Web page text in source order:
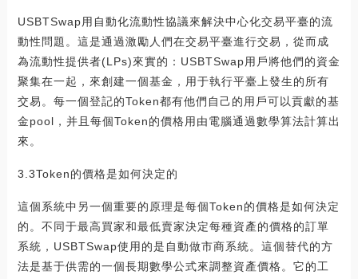
USBTSwap用自動化流動性協議來解決中心化交易平臺的流
動性問題。這是通過激勵人們在交易平臺進行交易，從而成
為流動性提供者(LPs)來實的：USBTSwap用戶將他們的資金
聚集在一起，來創建一個基金，用于執行平臺上發生的所有
交易。每一個登記的Token都有他們自己的用戶可以貢獻的基
金pool，并且每個Token的價格用由電腦通過數學算法計算出
來。
3.3Token的價格是如何決定的
這個系統中另一個重要的原理是每個Token的價格是如何決定
的。不同于最高買家和最低賣家決定每種資產的價格的訂單
系統，USBTSwap使用的是自動做市商系統。這個替代的方
法是基于供需的一個長期數學公式來調整資產價格。它的工